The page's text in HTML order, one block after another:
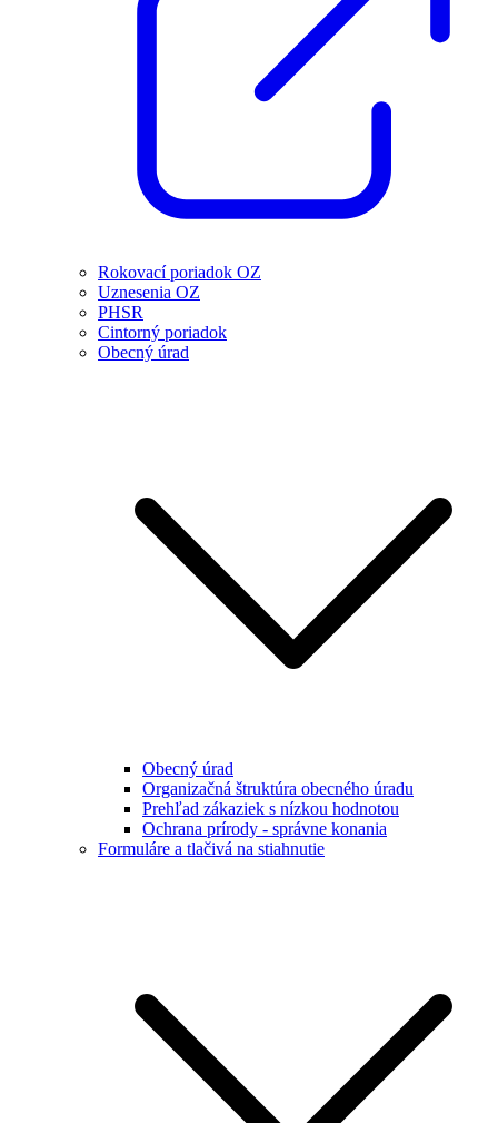
Rokovací poriadok OZ
Uznesenia OZ
PHSR
Cintorný poriadok
Obecný úrad
Obecný úrad
Organizačná štruktúra obecného úradu
Prehľad zákaziek s nízkou hodnotou
Ochrana prírody - správne konania
Formuláre a tlačivá na stiahnutie